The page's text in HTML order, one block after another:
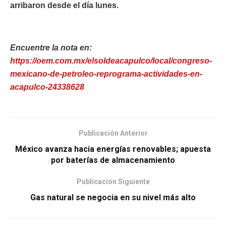
arribaron desde el día lunes.
Encuentre la nota en:
https://oem.com.mx/elsoldeacapulco/local/congreso-
mexicano-de-petroleo-reprograma-actividades-en-
acapulco-24338628
Publicación Anterior
México avanza hacia energías renovables; apuesta
por baterías de almacenamiento
Publicación Siguiente
Gas natural se negocia en su nivel más alto